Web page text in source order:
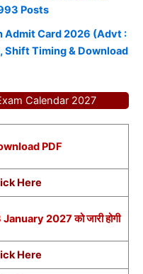
Posts
Admit Card 2026 (Advt :
Shift Timing & Download
Calendar 2027
PDF
Here
January 2027 को जारी होगी
Here